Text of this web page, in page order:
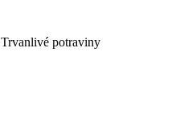
Trvanlivé potraviny